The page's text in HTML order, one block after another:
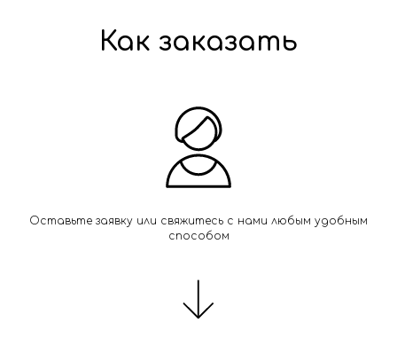
Как заказать
Оставьте заявку или свяжитесь с нами любым удобным
способом